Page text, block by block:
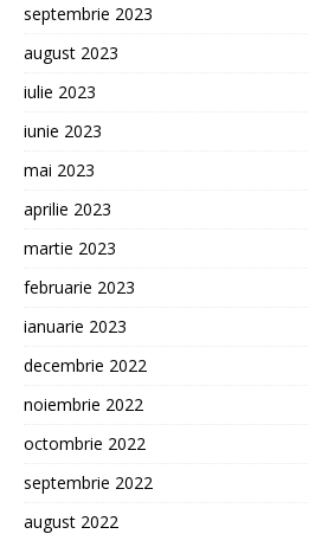
septembrie 2023
august 2023
iulie 2023
iunie 2023
mai 2023
aprilie 2023
martie 2023
februarie 2023
ianuarie 2023
decembrie 2022
noiembrie 2022
octombrie 2022
septembrie 2022
august 2022